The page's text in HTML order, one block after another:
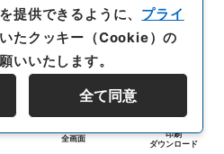
全画面
印刷
ダウンロード
提供できるように、 プライ
たクッキー（Cookie）の
いいたします。
全て同意